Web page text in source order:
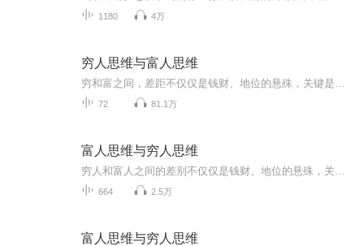
1180 4万
穷人思维与富人思维
72 81.1万
富人思维与穷人思维
664 2.5万
富人思维与穷人思维